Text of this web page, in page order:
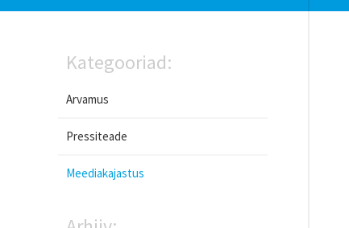
Kategooriad:
Arvamus
Pressiteade
Meediakajastus